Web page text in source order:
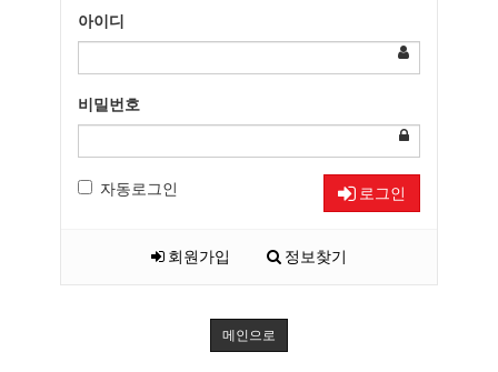
아이디
비밀번호
자동로그인 로그인
회원가입 정보찾기
메인으로